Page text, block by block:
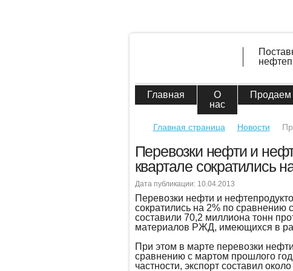
Главная
О
нас
Продаем
Главная страница Новости
Перевозки нефти и
квартале сократились
Дата публикации: 10.04.2013
Перевозки нефти и
сократились на 2% по
составили 70,2 миллиона тонн
материалов РЖД, имеющихся в
При этом в марте перевозки
сравнению с мартом прошлого
частности, экспорт составил